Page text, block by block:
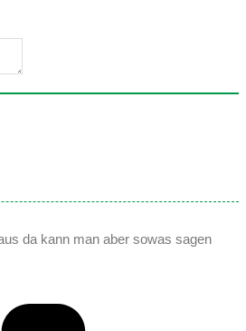
da kann man aber sowas sagen